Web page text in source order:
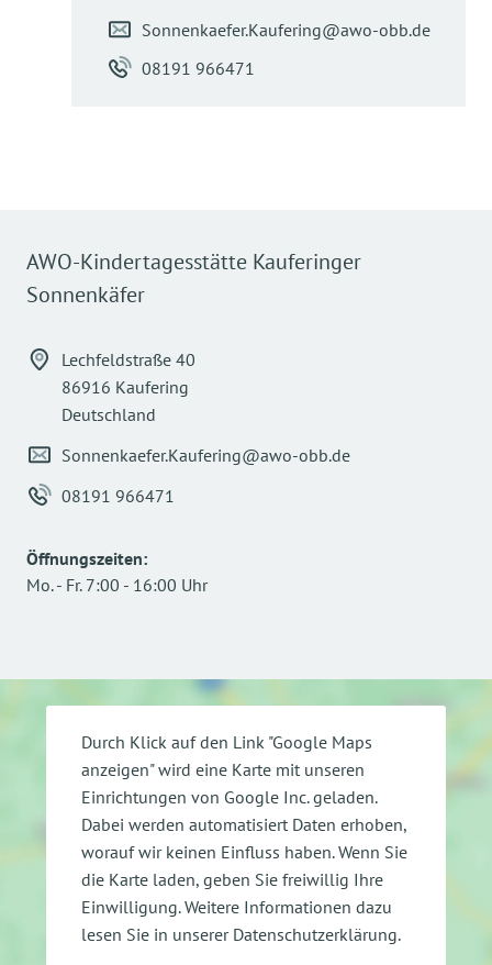
Sonnenkaefer.Kaufering@awo-obb.de
08191 966471
AWO-Kindertagesstätte Kauferinger
Sonnenkäfer
Lechfeldstraße 40
86916 Kaufering
Deutschland
Sonnenkaefer.Kaufering@awo-obb.de
08191 966471
Öffnungszeiten:
Mo.- Fr. 7:00 - 16:00 Uhr
Durch Klick auf den Link "Google Maps
anzeigen" wird eine Karte mit unseren
Einrichtungen von Google Inc. geladen.
Dabei werden automatisiert Daten erhoben,
worauf wir keinen Einfluss haben. Wenn Sie
die Karte laden, geben Sie freiwillig Ihre
Einwilligung. Weitere Informationen dazu
lesen Sie in unserer Datenschutzerklärung.